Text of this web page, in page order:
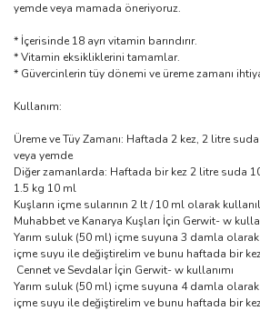
yemde veya mamada öneriyoruz.
* İçerisinde 18 ayrı vitamin barındırır.
* Vitamin eksikliklerini tamamlar.
* Güvercinlerin tüy dönemi ve üreme zamanı
Kullanım:
Üreme ve Tüy Zamanı: Haftada 2 kez, 2 litre
veya yemde
Diğer zamanlarda: Haftada bir kez 2 litre suda
1.5 kg 10 ml
Kuşların içme sularının 2 lt / 10 ml olarak
Muhabbet ve Kanarya Kuşları İçin Gerwit- w
Yarım suluk (50 ml) içme suyuna 3 damla
içme suyu ile değiştirelim ve bunu haftada bir
Cennet ve Sevdalar İçin Gerwit- w kullanımı
Yarım suluk (50 ml) içme suyuna 4 damla
içme suyu ile değiştirelim ve bunu haftada bir